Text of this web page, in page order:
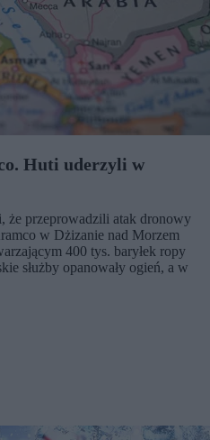
Huti uderzyli w
że przeprowadzili atak dronowy
w Dżizanie nad Morzem
400 tys. baryłek ropy
służby opanowały ogień, a w